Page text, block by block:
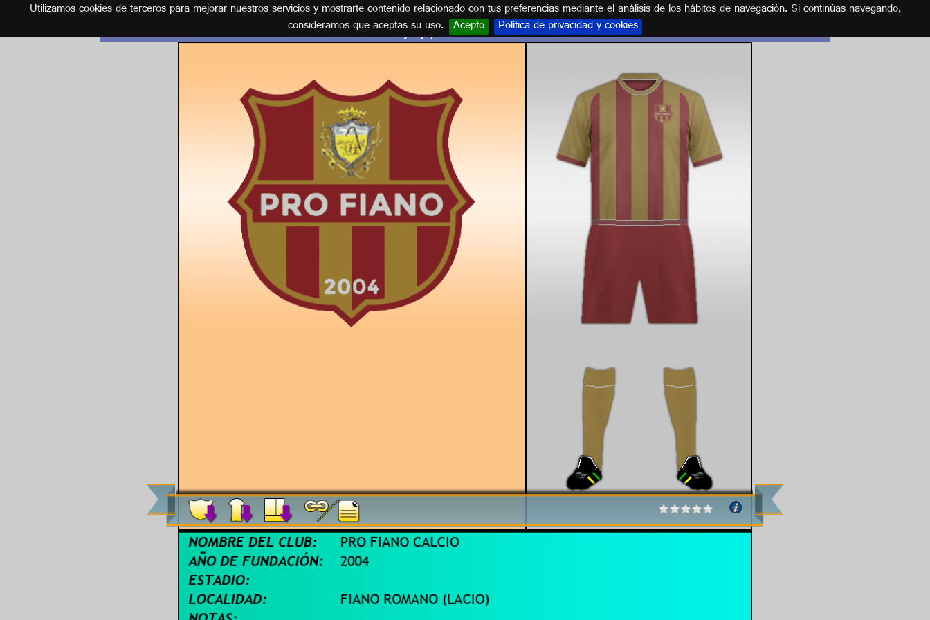
Utilizamos cookies de terceros para mejorar nuestros servicios y mostrarte contenido relacionado con tus preferencias mediante el análisis de los hábitos de navegación. Si continúas navegando,
consideramos que aceptas su uso. Acepto Política de privacidad y cookies
Español
Escudo y equipación PRO FIANO CALCIO